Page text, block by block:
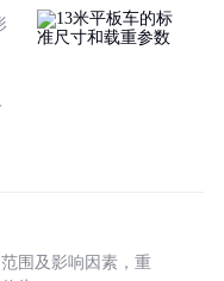
围及影响因素，重